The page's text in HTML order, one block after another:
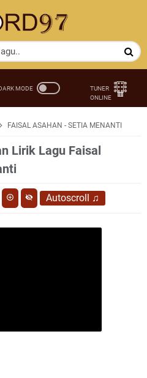
FAISAL ASAHAN - SETIA MENANTI
Lirik Lagu Faisal
Autoscroll ♫